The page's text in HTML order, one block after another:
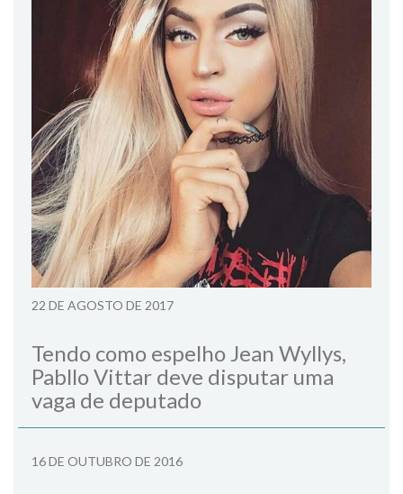
22 DE AGOSTO DE 2017
Tendo como espelho Jean Wyllys,
Pabllo Vittar deve disputar uma
vaga de deputado
16 DE OUTUBRO DE 2016